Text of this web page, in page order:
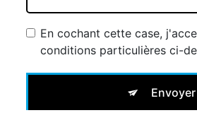
En cochant cette case,
conditions particulières ci-
Envoyer